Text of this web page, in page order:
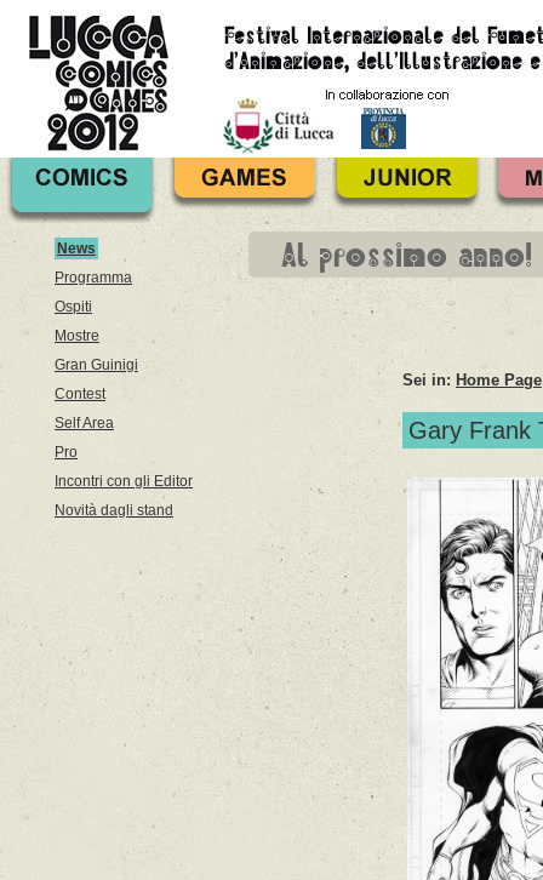
Al prossimo anno!
News
Programma
Ospiti
Mostre
Gran Guinigi
Contest
Self Area
Pro
Incontri con gli Editor
Novità dagli stand
Sei in: Home Page
Gary Frank